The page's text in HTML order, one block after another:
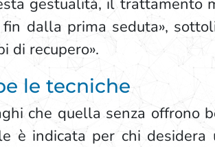
gestualità, il trattamento
dalla prima seduta»,
di recupero».
le tecniche
che quella senza offrono
è indicata per chi